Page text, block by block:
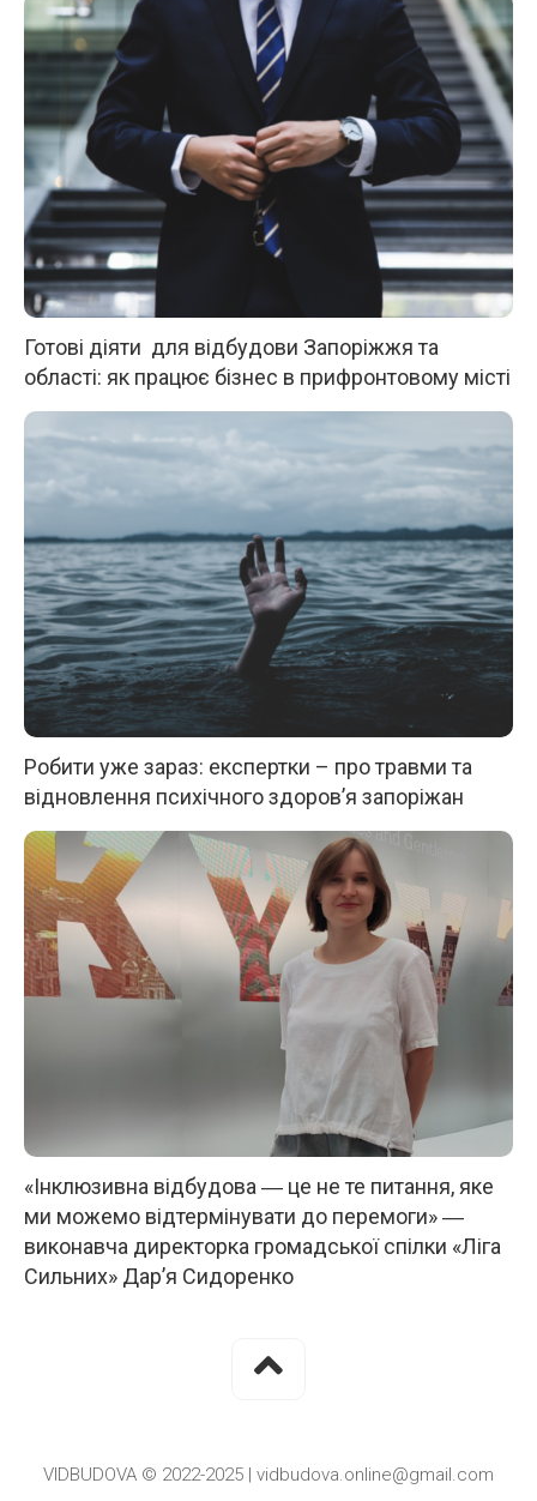
Готові діяти для відбудови Запоріжжя та
області: як працює бізнес в прифронтовому місті
Робити уже зараз: експертки – про травми та
відновлення психічного здоров’я запоріжан
«Інклюзивна відбудова ― це не те питання, яке
ми можемо відтермінувати до перемоги» ―
виконавча директорка громадської спілки «Ліга
Сильних» Дар’я Сидоренко
VIDBUDOVA © 2022-2025 | vidbudova.online@gmail.com